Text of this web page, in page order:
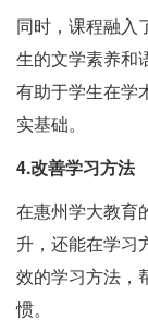
同时，课程融入
生的文学素养和
有助于学生在学
实基础。
4.改善学习方法
在惠州学大教育
升，还能在学习
效的学习方法，
惯。